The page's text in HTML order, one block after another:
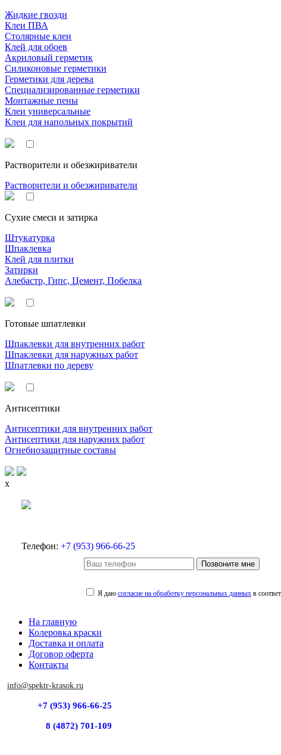
Жидкие гвозди
Клеи ПВА
Столярные клеи
Клей для обоев
Акриловый герметик
Силиконовые герметики
Герметики для дерева
Специализированные герметики
Монтажные пены
Клеи универсальные
Клеи для напольных покрытий
Растворители и обезжириватели
Растворители и обезжириватели
Сухие смеси и затирка
Штукатурка
Шпаклевка
Клей для плитки
Затирки
Алебастр, Гипс, Цемент, Побелка
Готовые шпатлевки
Шпаклевки для внутренних работ
Шпаклевки для наружных работ
Шпатлевки по дереву
Антисептики
Антисептики для внутренних работ
Антисептики для наружних работ
Огнебиозащитные составы
x
Телефон: +7 (953) 966-66-25
Позвоните мне
Я даю согласие на обработку персональных данныхв
На главную
Колеровка краски
Доставка и оплата
Договор оферта
Контакты
info@spektr-krasok.ru
+7 (953) 966-66-25
8 (4872) 701-109